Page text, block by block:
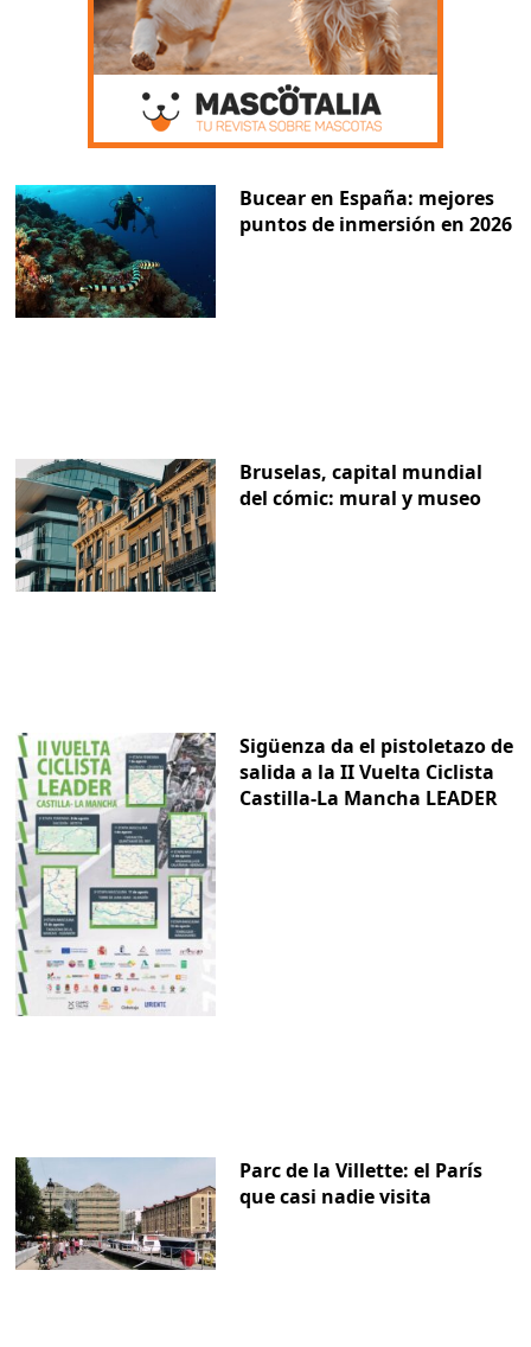
Bucear en España: mejores
puntos de inmersión en 2026
Bruselas, capital mundial
del cómic: mural y museo
Sigüenza da el pistoletazo de
salida a la II Vuelta Ciclista
Castilla-La Mancha LEADER
Parc de la Villette: el París
que casi nadie visita